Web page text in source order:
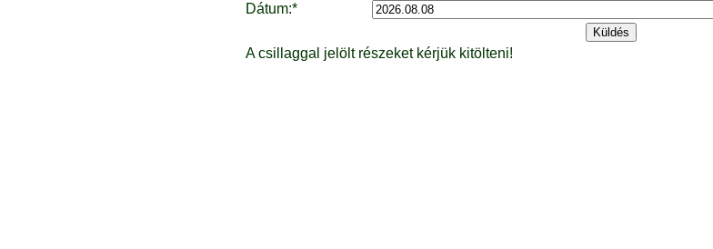
Dátum:*
A csillaggal jelölt részeket kérjük kitölteni!